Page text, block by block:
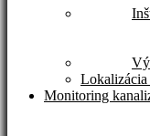
Monitoring